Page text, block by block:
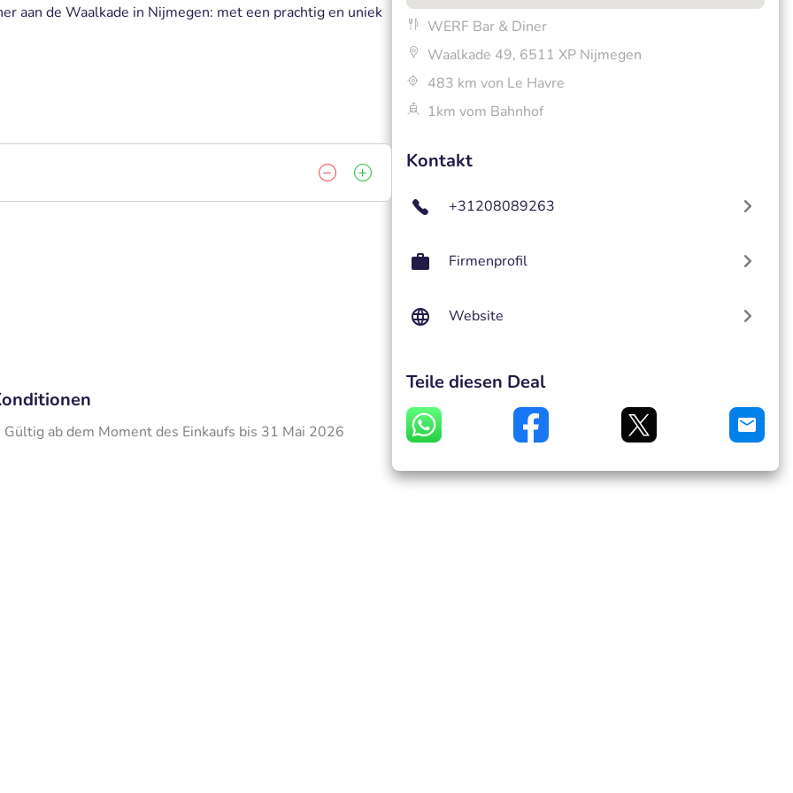
aan de Waalkade in Nijmegen: met een prachtig en uniek
Gültig ab dem Moment des Einkaufs bis 31 Mai 2026
WERF Bar & Diner
Waalkade 49, 6511 XP Nijmegen
483 km von Le Havre
1km vom Bahnhof
Kontakt
+31208089263
Firmenprofil
Website
Teile diesen Deal